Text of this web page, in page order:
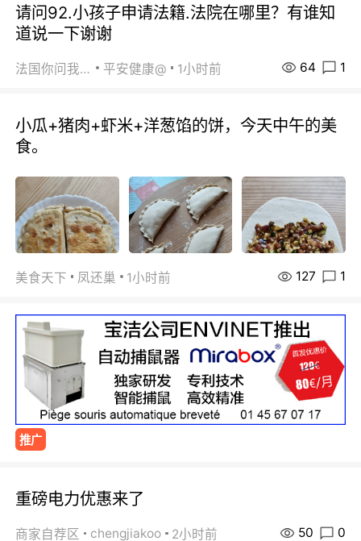
请问92.小孩子申请法籍.法院在哪里？有谁知
道说一下谢谢
法国你问我答 平安健康@ 1小时前 64 1
小瓜+猪肉+虾米+洋葱馅的饼，今天中午的美
食。
美食天下 凤还巢 1小时前 127 1
推广
重磅电力优惠来了
商家自荐区 chengjiakoo 2小时前 50 0